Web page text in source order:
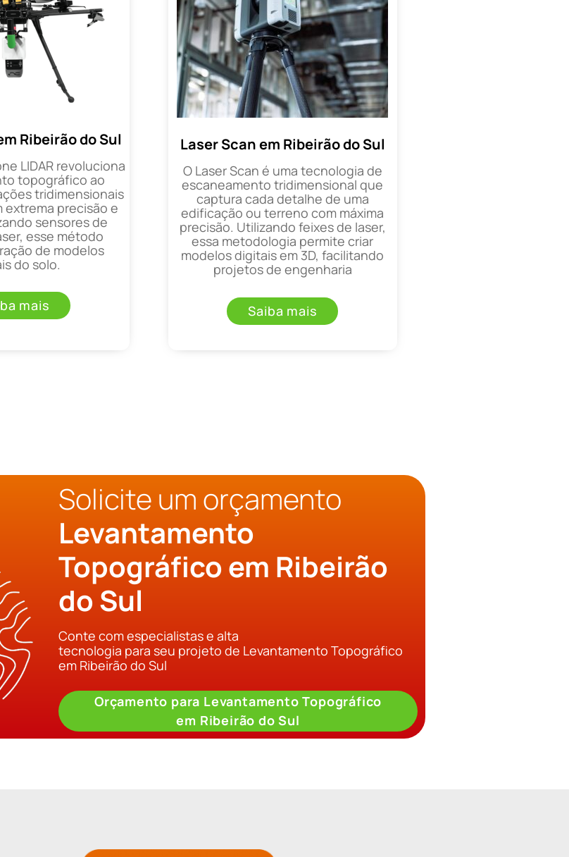
Ribeirão do Sul
LIDAR revoluciona
topográfico ao
tridimensionais
precisão e
sensores de
esse método
de modelos
do solo.
mais
Laser Scan em Ribeirão do Sul
O Laser Scan é uma tecnologia de
escaneamento tridimensional que
captura cada detalhe de uma
edificação ou terreno com máxima
precisão. Utilizando feixes de laser,
essa metodologia permite criar
modelos digitais em 3D, facilitando
projetos de engenharia
Saiba mais
Solicite um orçamento
Levantamento
Topográfico em Ribeirão
do Sul
Conte com especialistas e alta
tecnologia para seu projeto de Levantamento Topográfico
em Ribeirão do Sul
Orçamento para Levantamento Topográfico
em Ribeirão do Sul